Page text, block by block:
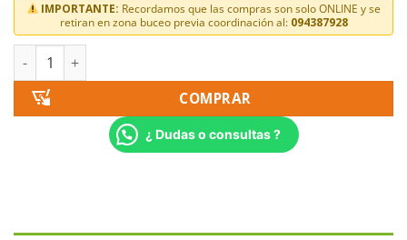
IMPORTANTE: Recordamos que las compras son solo ONLINE y se
retiran en zona buceo previa coordinación al: 094387928
COMPRAR
¿ Dudas o consultas ?